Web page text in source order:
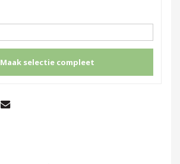
Maak selectie compleet